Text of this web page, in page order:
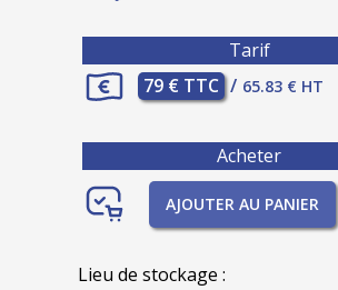
Tarif
79 € TTC / 65.83 € HT
Acheter
AJOUTER AU PANIER
Lieu de stockage :